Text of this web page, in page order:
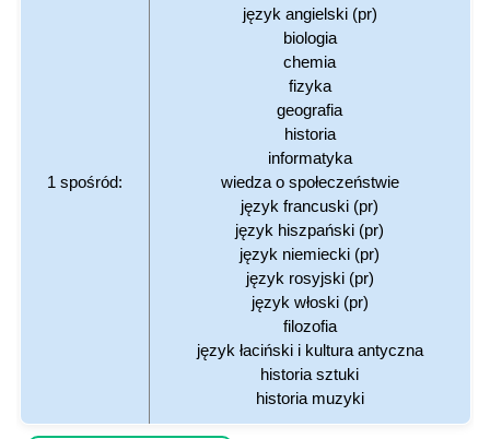
1 spośród:
język angielski (pr)
biologia
chemia
fizyka
geografia
historia
informatyka
wiedza o społeczeństwie
język francuski (pr)
język hiszpański (pr)
język niemiecki (pr)
język rosyjski (pr)
język włoski (pr)
filozofia
język łaciński i kultura antyczna
historia sztuki
historia muzyki